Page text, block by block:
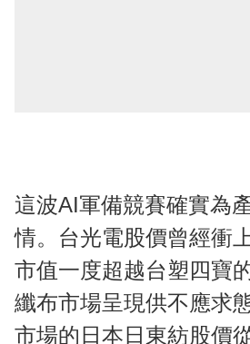
這波AI軍備競賽確實為
情。台光電股價曾經衝
市值一度超越台塑四寶
纖布市場呈現供不應求
市場的日本日東紡股價